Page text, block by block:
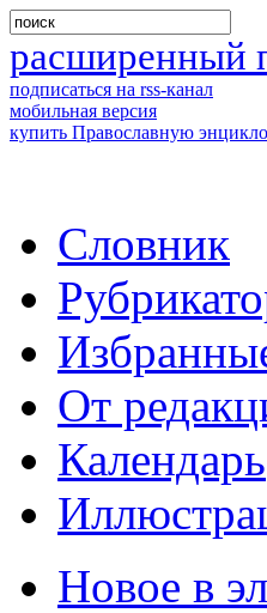
расширенный
подписаться на rss-канал
мобильная версия
купить Православную
Словник
От
Календарь
Новое в